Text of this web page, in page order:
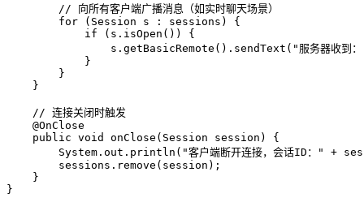
// 向所有客户端广播消息（如实时聊天场景）
for (Session s : sessions) {
if (s.isOpen()) {
                s.getBasicRemote().sendText(
"服务器收到
            }
        }
    }
// 连接关闭时触发
@OnClose
public void onClose (Session session)
{
        System.out.println(
"客户端断开连接，会话ID："
+
        sessions.remove(session);
    }
}